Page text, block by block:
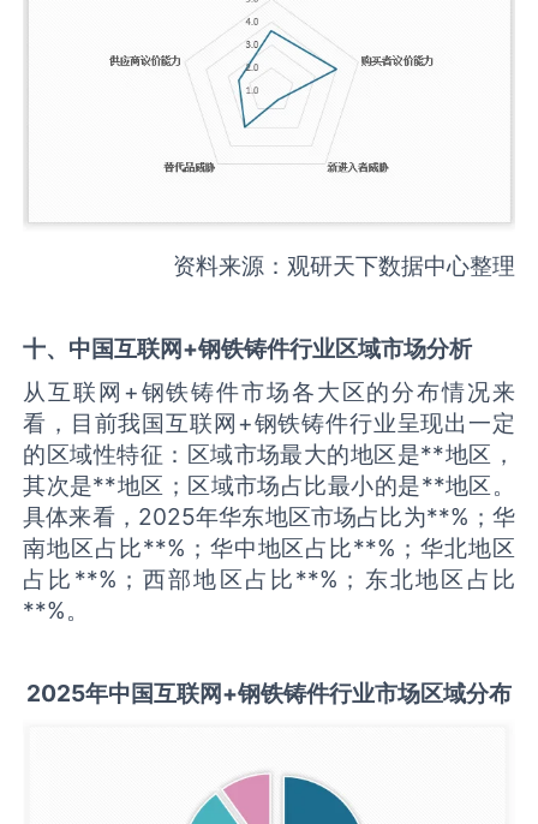
资料来源：观研天下数据中心整理
十、中国互联网+钢铁铸件行业区域市场分析
从互联网+钢铁铸件市场各大区的分布情况来
看，目前我国互联网+钢铁铸件行业呈现出一定
的区域性特征：区域市场最大的地区是**地区，
其次是**地区；区域市场占比最小的是**地区。
具体来看，2025年华东地区市场占比为**%；华
南地区占比**%；华中地区占比**%；华北地区
占比**%；西部地区占比**%；东北地区占比
**%。
2025年中国互联网+钢铁铸件行业市场区域分布